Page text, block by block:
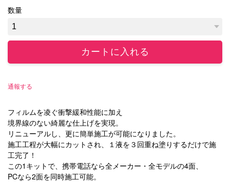
数量
通報する
フィルムを凌ぐ衝撃緩和性能に加え
境界線のない綺麗な仕上げを実現。
リニューアルし、更に簡単施工が可能になりました。
施工工程が大幅にカットされ、１液を３回重ね塗りするだけで施
工完了！
この1キットで、携帯電話なら全メーカー・全モデルの4面、
PCなら2面を同時施工可能。